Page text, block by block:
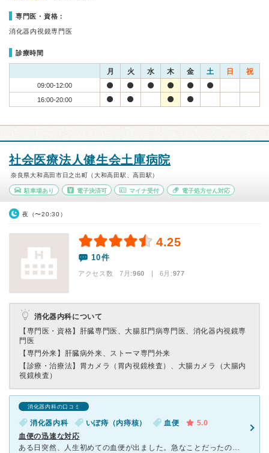
専門医・資格：
消化器内視鏡専門医
診療時間
月 火 水 木 金 土 日 祝
09:00-12:00
16:00-20:00
社会医療法人健生会土庫病院
奈良県大和高田市日之出町（大和高田駅、高田駅）
駐車場あり 電子決済可 マイナ受付 電子処方せん対応
夜（〜20:30）
4.25
10件
アクセス数 7月:960 | 6月:977
消化器内科について
【専門医・資格】 肝臓専門医、大腸肛門病専門医、消化器内視鏡専
門医
【専門外来】 肝臓病外来、ストーマ専門外来
【診療・治療法】 胃カメラ（胃内視鏡検査）、大腸カメラ（大腸内
視鏡検査）
消化器内科の口コミ
消化器内科 いぼ痔（内痔核） 血便
5.0
血便の迅速な対応
ある日突然、人生初めての血便が出ました。急なことだったので心配になりネット検査すると、大腸がんの可能性もあるとのことで心配になり土庫病院さんに電話しました。 通常の検査の予約だと数カ月後になるとのこ